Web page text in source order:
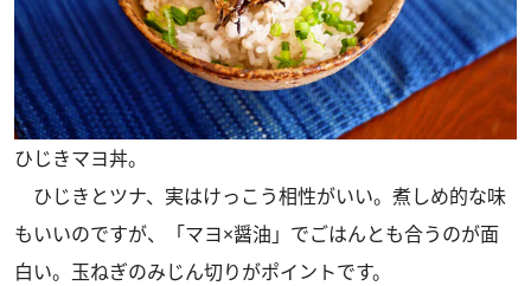
ひじきマヨ丼。
ひじきとツナ、実はけっこう相性がいい。煮しめ的な味
もいいのですが、「マヨ×醤油」でごはんとも合うのが面
白い。玉ねぎのみじん切りがポイントです。